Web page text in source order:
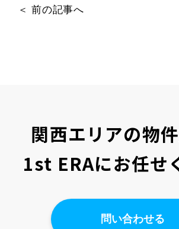
＜ 前の記事へ
関西エリアの物
1st ERAにお任せ
問い合わせる